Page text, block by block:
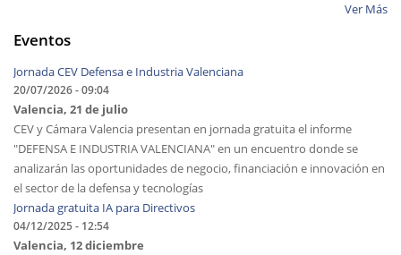
Ver Más
Eventos
Jornada CEV Defensa e Industria Valenciana
20/07/2026 - 09:04
Valencia, 21 de julio
CEV y Cámara Valencia presentan en jornada gratuita el informe
"DEFENSA E INDUSTRIA VALENCIANA" en un encuentro donde se
analizarán las oportunidades de negocio, financiación e innovación en
el sector de la defensa y tecnologías
Jornada gratuita IA para Directivos
04/12/2025 - 12:54
Valencia, 12 diciembre